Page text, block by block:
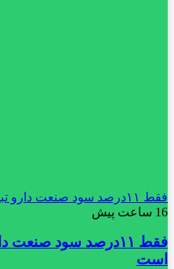
فقط ۱۱‌درصد سود صنعت دارو تبدیل به نقدینگی شده است
16 ساعت پیش
فقط ۱۱‌درصد سود
است